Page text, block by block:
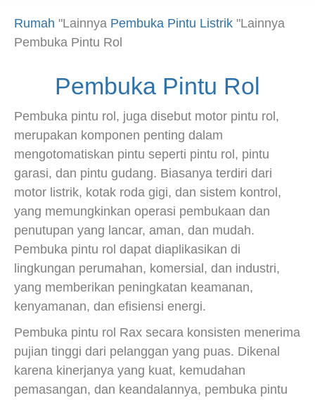
Rumah "Lainnya Pembuka Pintu Listrik "Lainnya
Pembuka Pintu Rol
Pembuka Pintu Rol
Pembuka pintu rol, juga disebut motor pintu rol,
merupakan komponen penting dalam
mengotomatiskan pintu seperti pintu rol, pintu
garasi, dan pintu gudang. Biasanya terdiri dari
motor listrik, kotak roda gigi, dan sistem kontrol,
yang memungkinkan operasi pembukaan dan
penutupan yang lancar, aman, dan mudah.
Pembuka pintu rol dapat diaplikasikan di
lingkungan perumahan, komersial, dan industri,
yang memberikan peningkatan keamanan,
kenyamanan, dan efisiensi energi.
Pembuka pintu rol Rax secara konsisten menerima
pujian tinggi dari pelanggan yang puas. Dikenal
karena kinerjanya yang kuat, kemudahan
pemasangan, dan keandalannya, pembuka pintu